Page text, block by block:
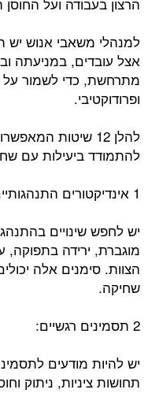
למנהלי משאבי אנוש יש
אצל עובדים, במניעתה
מתרחשת, כדי לשמור על
ופרודוקטיבי.
להלן 12 שיטות
להתמודד ביעילות עם
1 אינדיקטורים התנהגותיים:
יש לחפש שינויים
מוגברת, ירידה בתפוקה,
הצוות. סימנים אלה
שחיקה.
2 תסמינים רגשיים:
יש להיות מודעים
תחושות ציניות, ניתוק